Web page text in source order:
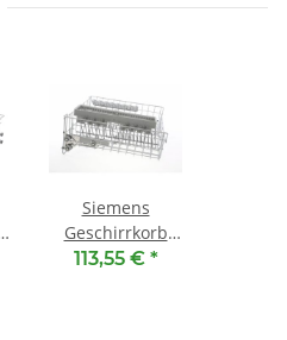
Siemens
Geschirrkorb
oben 00770441 -
113,55 € *